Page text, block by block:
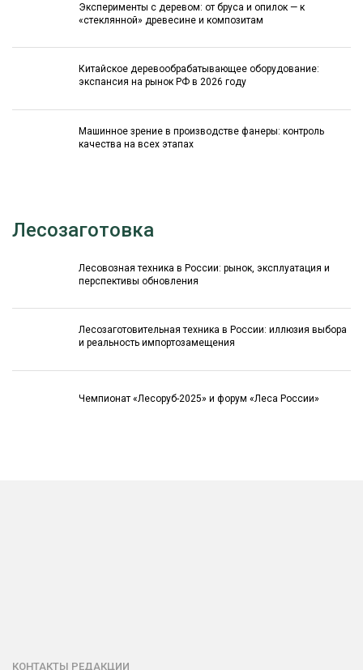
Эксперименты с деревом: от бруса и опилок — к
«стеклянной» древесине и композитам
Китайское деревообрабатывающее оборудование:
экспансия на рынок РФ в 2026 году
Машинное зрение в производстве фанеры: контроль
качества на всех этапах
Лесозаготовка
Лесовозная техника в России: рынок, эксплуатация и
перспективы обновления
Лесозаготовительная техника в России: иллюзия выбора
и реальность импортозамещения
Чемпионат «Лесоруб-2025» и форум «Леса России»
КОНТАКТЫ РЕДАКЦИИ